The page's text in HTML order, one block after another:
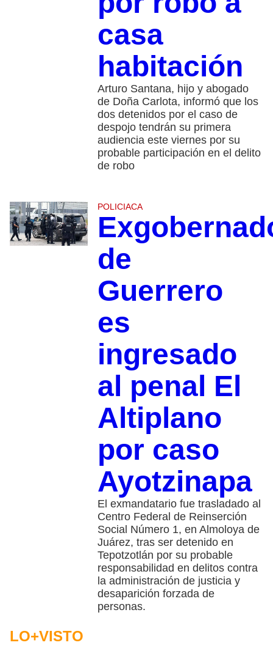
casa
habitación
Arturo Santana, hijo y abogado
de Doña Carlota, informó que los
dos detenidos por el caso de
despojo tendrán su primera
audiencia este viernes por su
probable participación en el delito
de robo
POLICIACA
de
Guerrero
es
ingresado
al penal El
Altiplano
por caso
Ayotzinapa
El exmandatario fue trasladado al
Centro Federal de Reinserción
Social Número 1, en Almoloya de
Juárez, tras ser detenido en
Tepotzotlán por su probable
responsabilidad en delitos contra
la administración de justicia y
desaparición forzada de
personas.
LO+VISTO